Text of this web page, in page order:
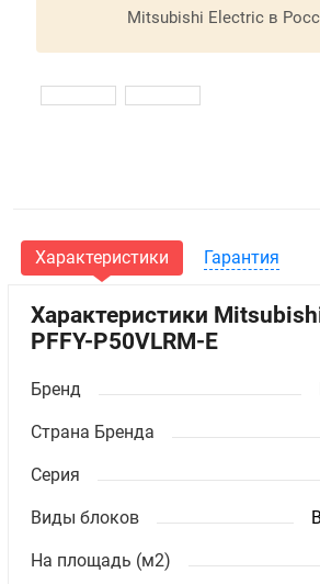
Mitsubishi Electric в
Характеристики Гарантия
Характеристики
PFFY-P50VLRM-E
Бренд
Страна Бренда
Серия
Виды блоков
На площадь (м2)